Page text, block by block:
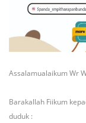
Assalamualaikum Wr
Barakallah Fiikum
duduk :